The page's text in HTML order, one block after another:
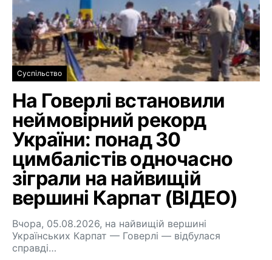
Суспільство
На Говерлі встановили
неймовірний рекорд
України: понад 30
цимбалістів одночасно
зіграли на найвищій
вершині Карпат (ВІДЕО)
Вчора, 05.08.2026, на найвищій вершині
Українських Карпат — Говерлі — відбулася
справді…